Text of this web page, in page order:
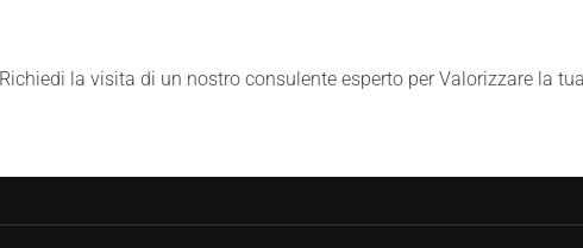
Richiedi la visita di un nostro consulente esperto per Valorizzare la